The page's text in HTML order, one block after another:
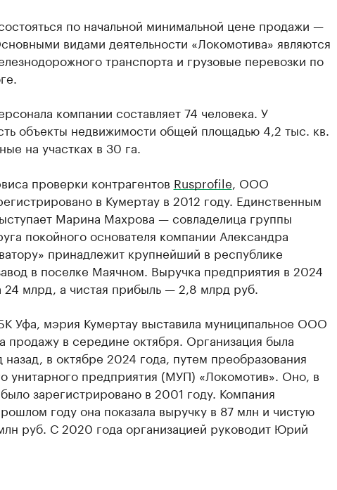
по начальной минимальной цене продажи —
видами деятельности «Локомотива» являются
транспорта и грузовые перевозки по
компании составляет 74 человека. У
объекты недвижимости общей площадью 4,2 тыс. кв.
на участках в 30 га.
проверки контрагентов Rusprofile , ООО
в Кумертау в 2012 году. Единственным
Марина Махрова — совладелица группы
покойного основателя компании Александра
принадлежит крупнейший в республике
в поселке Маячном. Выручка предприятия в 2024
24 млрд, а чистая прибыль — 2,8 млрд руб.
Уфа, мэрия Кумертау выставила муниципальное ООО
продажу в середине октября. Организация была
назад, в октябре 2024 года, путем преобразования
унитарного предприятия (МУП) «Локомотив». Оно, в
зарегистрировано в 2001 году. Компания
году она показала выручку в 87 млн и чистую
руб. С 2020 года организацией руководит Юрий